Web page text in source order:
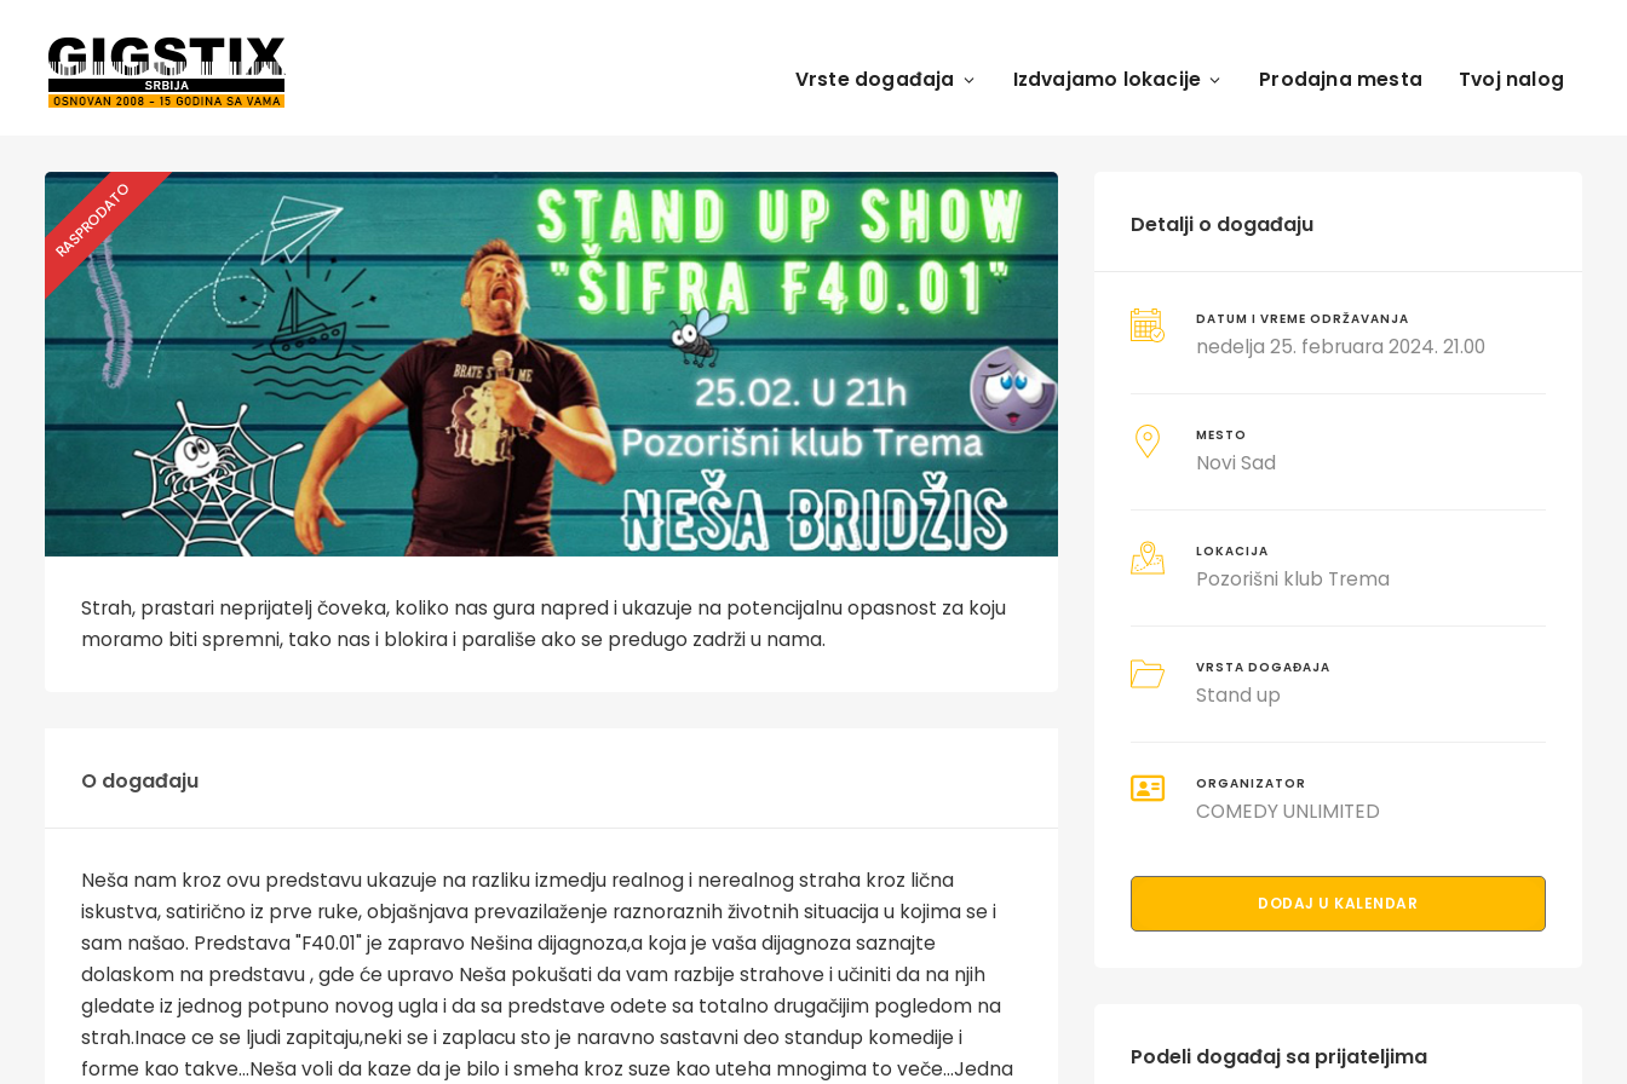
Vrste događaja Izdvajamo lokacije Prodajna mesta Tvoj nalog
RASPRODATO
Strah, prastari neprijatelj čoveka, koliko nas gura napred i ukazuje na potencijalnu opasnost za koju
moramo biti spremni, tako nas i blokira i parališe ako se predugo zadrži u nama.
O događaju
Neša nam kroz ovu predstavu ukazuje na razliku izmedju realnog i nerealnog straha kroz lična
iskustva, satirično iz prve ruke, objašnjava prevazilaženje raznoraznih životnih situacija u kojima se i
sam našao. Predstava "F40.01" je zapravo Nešina dijagnoza,a koja je vaša dijagnoza saznajte
dolaskom na predstavu , gde će upravo Neša pokušati da vam razbije strahove i učiniti da na njih
gledate iz jednog potpuno novog ugla i da sa predstave odete sa totalno drugačijim pogledom na
strah.Inace ce se ljudi zapitaju,neki se i zaplacu sto je naravno sastavni deo standup komedije i
forme kao takve…Neša voli da kaze da je bilo i smeha kroz suze kao uteha mnogima to veče…Jedna
Detalji o događaju
DATUM I VREME ODRŽAVANJA
nedelja 25. februara 2024. 21.00
MESTO
Novi Sad
LOKACIJA
Pozorišni klub Trema
VRSTA DOGAĐAJA
Stand up
ORGANIZATOR
COMEDY UNLIMITED
DODAJ U KALENDAR
Podeli događaj sa prijateljima